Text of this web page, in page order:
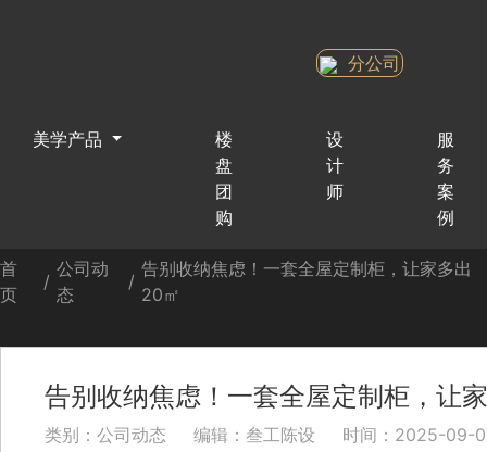
分公司
美学产品
楼
盘
团
购
设
计
师
服
务
案
例
首
页
/
公司动
态
/
告别收纳焦虑！一套全屋定制柜，让家多出
20㎡
告别收纳焦虑！一套全屋定制柜，让
类别：公司动态 编辑：叁工陈设 时间：2025-09-